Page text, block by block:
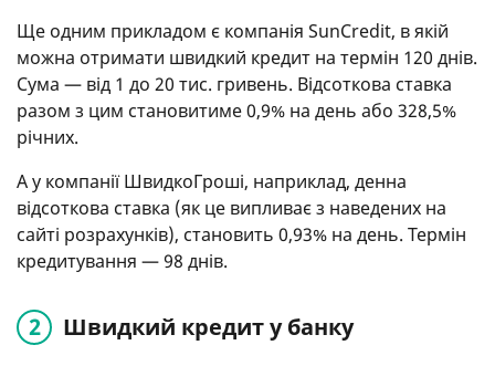
Ще одним прикладом є компанія SunCredit, в якій
можна отримати швидкий кредит на термін 120 днів.
Сума — від 1 до 20 тис. гривень. Відсоткова ставка
разом з цим становитиме 0,9% на день або 328,5%
річних.
А у компанії ШвидкоГроші, наприклад, денна
відсоткова ставка (як це випливає з наведених на
сайті розрахунків), становить 0,93% на день. Термін
кредитування — 98 днів.
Швидкий кредит у банку